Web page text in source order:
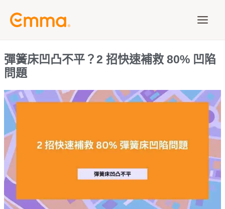
內
容
彈簧床凹凸不平？2 招快速補救 80% 凹陷
問題